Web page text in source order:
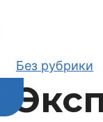
Без рубрики